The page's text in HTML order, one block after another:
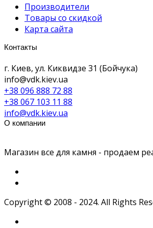
Производители
Товары со скидкой
Карта сайта
Контакты
г. Киев, ул. Киквидзе 31 (Бойчука)
info@vdk.kiev.ua
+38 096 888 72 88
+38 067 103 11 88
info@vdk.kiev.ua
О компании
Магазин все для камня - продаем
Copyright © 2008 - 2024. All Rights